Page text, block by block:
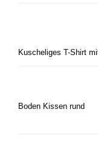
Kuscheliges T-Shirt
Boden Kissen rund